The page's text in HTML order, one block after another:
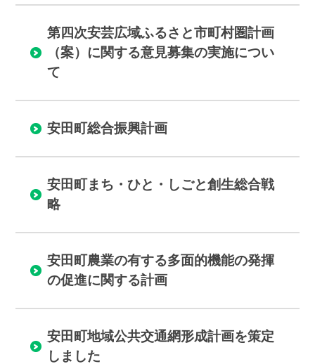
分類で探す 組織で探す
カレンダーで探す
施設案内 例規集
ふるさと納税
第四次安芸広域ふるさと市町村圏計画
（案）に関する意見募集の実施につい
て
安田町総合振興計画
安田町まち・ひと・しごと創生総合戦
略
安田町農業の有する多面的機能の発揮
の促進に関する計画
安田町地域公共交通網形成計画を策定
しました